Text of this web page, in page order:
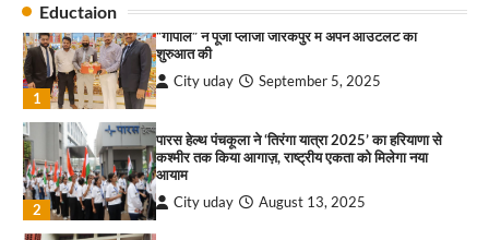
1
“वोकल फॉर लोकल” से “लोकल टू ग्लोबल” की ओर भारत
का बढ़ता कदम, 12 से 15 अगस्त तक भारत मंडपम में होगा
भव्य भारत व्यापार महोत्सव : हरीश गर्ग
City uday August 6, 2026
सोलर एनर्जी वेंडर्स एसोसिएशन (सेवा) ने पंजाब में सौर
परियोजनाओं की बाधाओं को दूर करने के लिए पीएसपीसीएल
और एमएनआरई के उच्च अधिकारियों से की मुलाकात
Eductaion
1
“गोपाल” ने पूजा प्लाजा जीरकपुर में अपने आउटलेट की
शुरुआत की
City uday September 5, 2025
2
पारस हेल्थ पंचकूला ने ‘तिरंगा यात्रा 2025’ का हरियाणा से
कश्मीर तक किया आगाज़, राष्ट्रीय एकता को मिलेगा नया
आयाम
City uday August 13, 2025